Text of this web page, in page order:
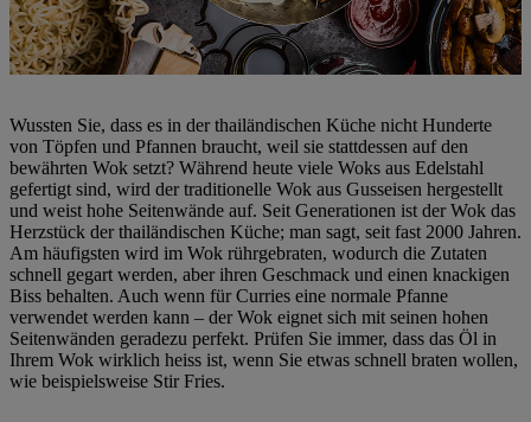
Wussten Sie, dass es in der thailändischen Küche nicht Hunderte
von Töpfen und Pfannen braucht, weil sie stattdessen auf den
bewährten Wok setzt? Während heute viele Woks aus Edelstahl
gefertigt sind, wird der traditionelle Wok aus Gusseisen hergestellt
und weist hohe Seitenwände auf. Seit Generationen ist der Wok das
Herzstück der thailändischen Küche; man sagt, seit fast 2000 Jahren.
Am häufigsten wird im Wok rührgebraten, wodurch die Zutaten
schnell gegart werden, aber ihren Geschmack und einen knackigen
Biss behalten. Auch wenn für Curries eine normale Pfanne
verwendet werden kann – der Wok eignet sich mit seinen hohen
Seitenwänden geradezu perfekt. Prüfen Sie immer, dass das Öl in
Ihrem Wok wirklich heiss ist, wenn Sie etwas schnell braten wollen,
wie beispielsweise Stir Fries.